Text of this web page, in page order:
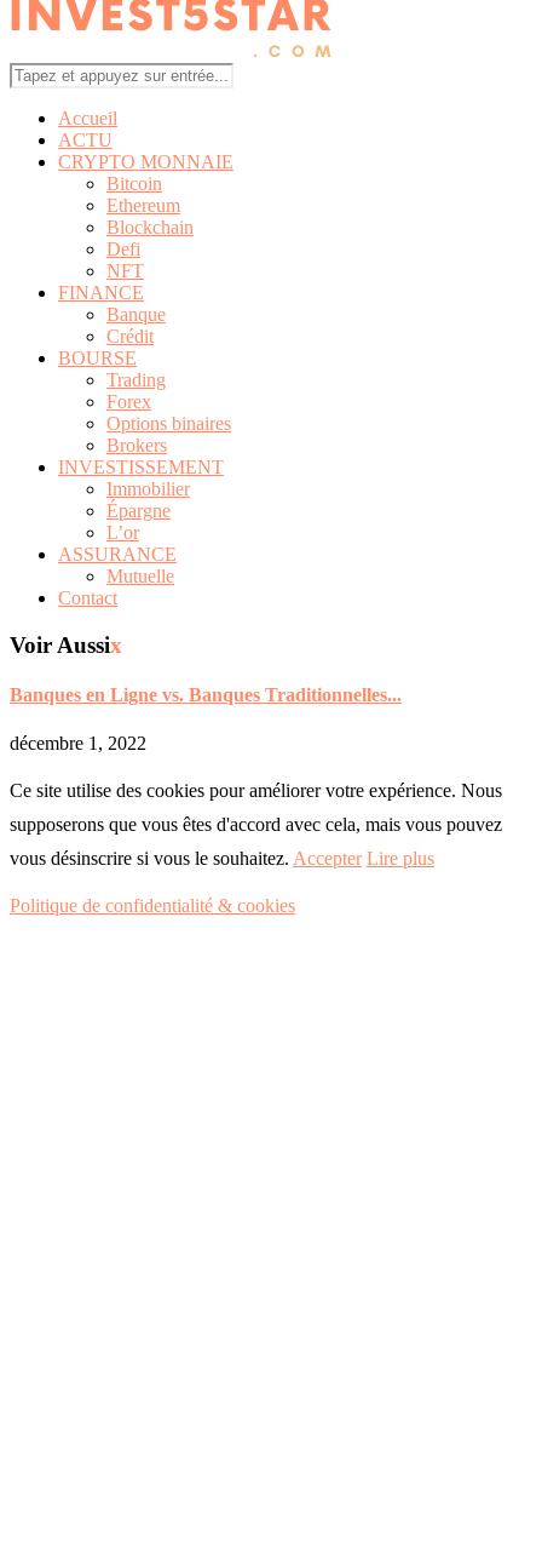
Accueil
ACTU
CRYPTO MONNAIE
Bitcoin
Ethereum
Blockchain
Defi
NFT
FINANCE
Banque
Crédit
BOURSE
Trading
Forex
Options binaires
Brokers
INVESTISSEMENT
Immobilier
Épargne
L’or
ASSURANCE
Mutuelle
Contact
Voir Aussix
Banques en Ligne vs. Banques Traditionnelles...
décembre 1, 2022
Ce site utilise des cookies pour améliorer votre expérience. Nous
supposerons que vous êtes d'accord avec cela, mais vous pouvez
vous désinscrire si vous le souhaitez. Accepter Lire plus
Politique de confidentialité & cookies